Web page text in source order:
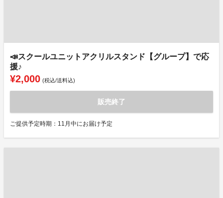
📣スクールユニットアクリルスタンド【グループ】で応
援♪
¥2,000 (税込/送料込)
販売終了
ご提供予定時期：11月中にお届け予定